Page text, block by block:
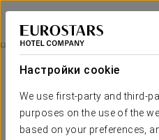
Настройки cookie
We use first-party and third-
purposes on the use of the
based on your preferences,
Crisol Riosol
ЛЕОН
León